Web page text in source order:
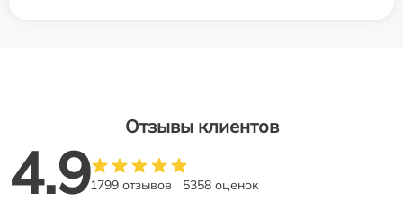
Отзывы клиентов
4.91799 отзывов 5358 оценок